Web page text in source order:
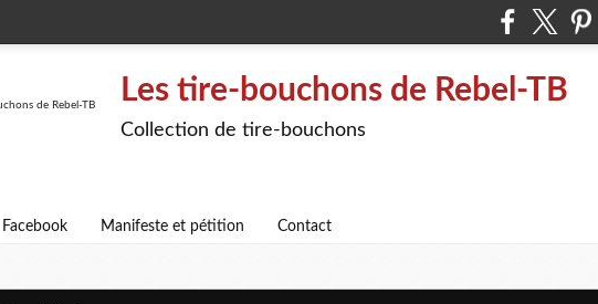
Les tire-bouchons de Rebel-TB
Collection de tire-bouchons
Facebook Manifeste et pétition Contact